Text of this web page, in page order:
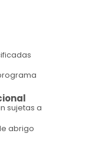
sujetas a
abrigo